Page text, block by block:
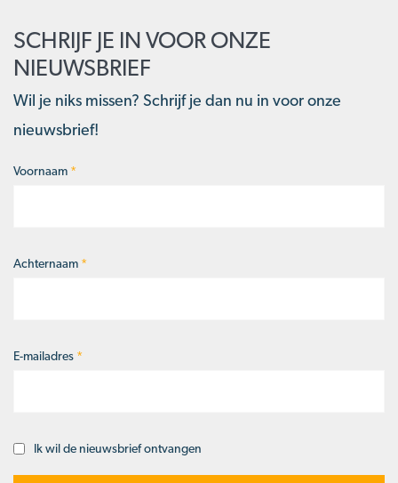
SCHRIJF JE IN VOOR ONZE
NIEUWSBRIEF
Wil je niks missen? Schrijf je dan nu in voor onze
nieuwsbrief!
Naam*
Voornaam *
Achternaam *
E-mailadres *
Opt-Ik wil de nieuwsbrief ontvangen